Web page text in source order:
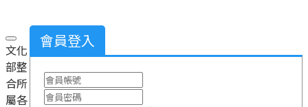
會員登入
文化
部整
合所
屬各